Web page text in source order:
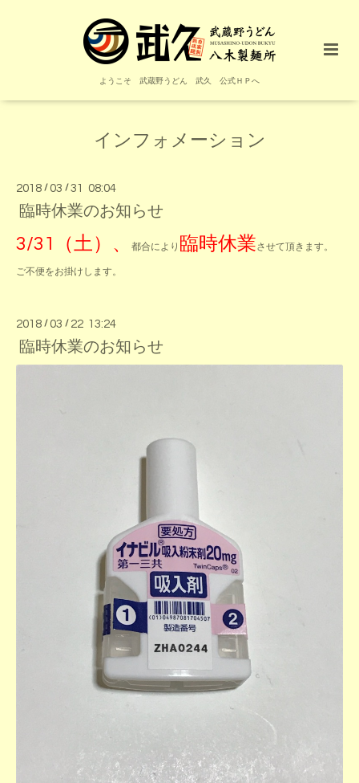
ようこそ 武蔵野うどん 武久 公式ＨＰへ
インフォメーション
2018 / 03 /31 08:04
臨時休業のお知らせ
3/31（土）、 都合により 臨時休業させて頂きます。
ご不便をお掛けします。
2018 / 03 / 22 13:24
臨時休業のお知らせ